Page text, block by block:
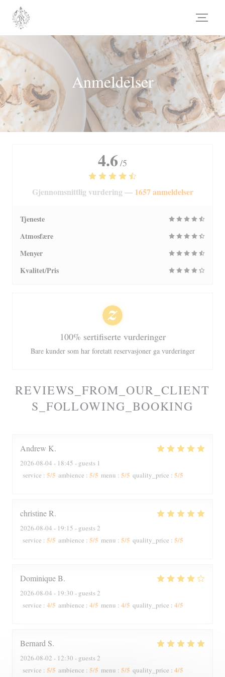
Panel for informasjonskapsler
Anmeldelser
REVIEWS_FROM_OUR_CLIENT
S_FOLLOWING_BOOKING
Andrew K
2026-08-04 - 18:45 - guests 1
service : 5/5 ambience : 5/5 menu : 5/5 quality_price : 5/5
christineR
2026-08-04 - 19:15 - guests 2
service : 5/5 ambience : 5/5 menu : 5/5 quality_price : 5/5
DominiqueB
2026-08-04 - 19:30 - guests 2
service : 4/5 ambience : 4/5 menu : 4/5 quality_price : 4/5
Bernard S
2026-08-02 - 12:30 - guests 2
service : 5/5 ambience : 5/5 menu : 5/5 quality_price : 4/5
4.6 /5
Gjennomsnittlig vurdering — 1657 anmeldelser
Tjeneste
Atmosfære
Menyer
Kvalitet/Pris
100% sertifiserte vurderinger
Bare kunder som har foretatt reservasjoner ga vurderinger